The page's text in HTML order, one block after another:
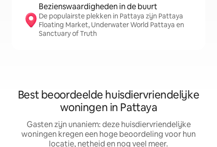
Bezienswaardigheden in de buurt
De populairste plekken in Pattaya zijn Pattaya
Floating Market, Underwater World Pattaya en
Sanctuary of Truth
Best beoordeelde huisdiervriendelijke
woningen in Pattaya
Gasten zijn unaniem: deze huisdiervriendelijke
woningen kregen een hoge beoordeling voor hun
locatie, netheid en nog veel meer.